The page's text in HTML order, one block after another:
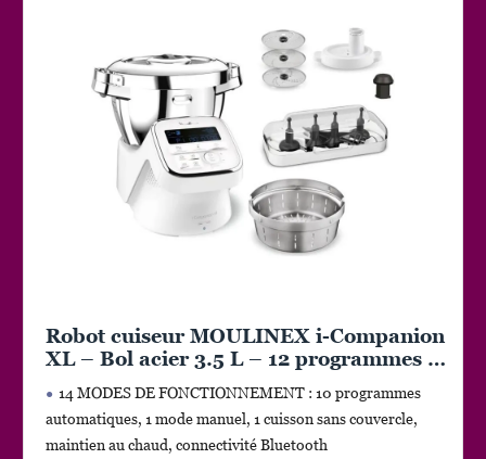
Robot cuiseur MOULINEX i-Companion
XL – Bol acier 3.5 L – 12 programmes –
6 accessoires – Déco
14 MODES DE FONCTIONNEMENT : 10 programmes
automatiques, 1 mode manuel, 1 cuisson sans couvercle,
maintien au chaud, connectivité Bluetooth